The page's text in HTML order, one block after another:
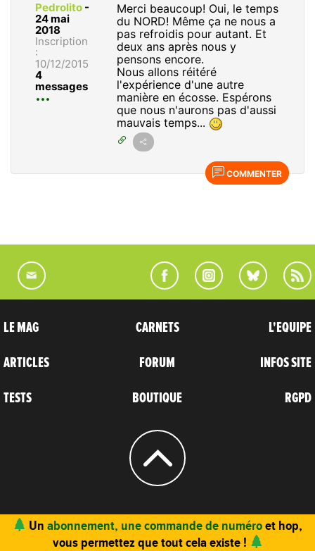
Pedrolito -
24 mai
2018
Inscription
:
10/12/2015
4
messages
Merci beaucoup! Oui, le temps
du NORD! Même ça ne nous a
pas refroidis pour autant. Et
deux ans après nous y
pensons encore.
Nous allons réitéré
l'expérience d'une autre
manière en écosse. Espérons
que nous n'aurons pas d'aussi
mauvais temps...
COMMENTER
LE MAG
ARTICLES
TESTS
CARNETS
FORUM
BOUTIQUE
L'EQUIPE
INFOS SITE
RGPD
© 2004 - 2026 CARNETS D’AVENTURES
Un abonnement, une commande de numéroet hop,
vous permettez que tout cela existe !